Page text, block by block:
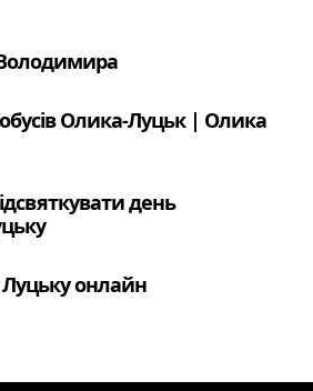
Володимира
Олика-Луцьк | Олика
день
онлайн